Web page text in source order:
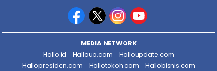
MEDIA NETWORK
Hallo.id
Halloup.com
Halloupdate.com
Hallopresiden.com
Hallotokoh.com
Hallobisnis.com